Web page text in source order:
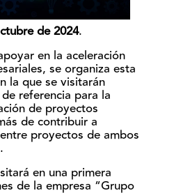
de 2024.
en la aceleración
se organiza esta
la que se visitarán
referencia para la
de proyectos
de contribuir a
proyectos de ambos
en una primera
de la empresa “Grupo